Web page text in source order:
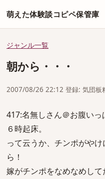
萌えた体験談コピペ保管庫
ジャンル一覧
朝から・・・
2007/08/26 22:12 登録: 気団板
417:名無しさん＠お腹い
６時起床。
って云うか、チンポがや
ら！
嫁がチンポをなめなめし